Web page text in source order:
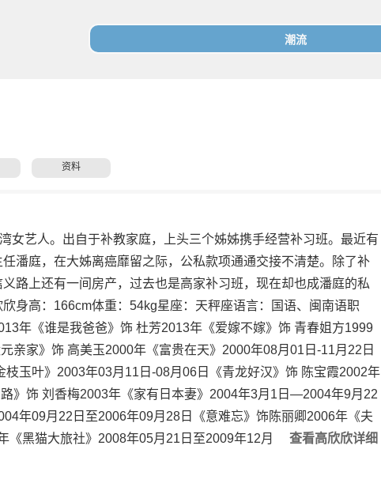
资料
女艺人。出自于补教家庭，上头三个姊姊携手经营补习班。最近有
潘庭，在大姊离癌靡留之际，公私款项通通交接不清楚。除了补
路上还有一间房产，过去也是高家补习班，现在却也成潘庭的私
身高：166cm体重：54kg星座：天秤座语言：国语、闽南语职
年《谁是我爸爸》饰 杜芳2013年《爱嫁不嫁》饰 青春姐方1999
亲家》饰 高美玉2000年《富贵在天》2000年08月01日-11月22日
枝玉叶》2003年03月11日-08月06日《青龙好汉》饰 陈宝霞2002年
》饰 刘香梅2003年《家有日本妻》2004年3月1日—2004年9月22
年09月22日至2006年09月28日《意难忘》饰陈丽卿2006年《夫
《黑猫大旅社》2008年05月21日至2009年12月 查看高欣欣详细